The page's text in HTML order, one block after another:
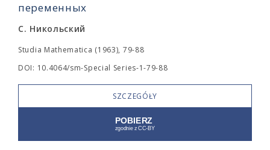
переменных
С. Никольский
Studia Mathematica (1963), 79-88
DOI: 10.4064/sm-Special Series-1-79-88
SZCZEGÓŁY